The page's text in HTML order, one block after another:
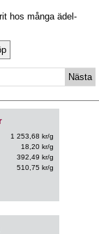
hos många ädel-
Nästa
1 253,68 kr/g
18,20 kr/g
392,49 kr/g
510,75 kr/g